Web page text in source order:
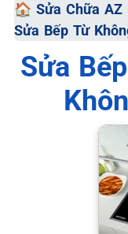
🏠 Sửa Chữa AZ
Sửa Bếp Từ
Sửa